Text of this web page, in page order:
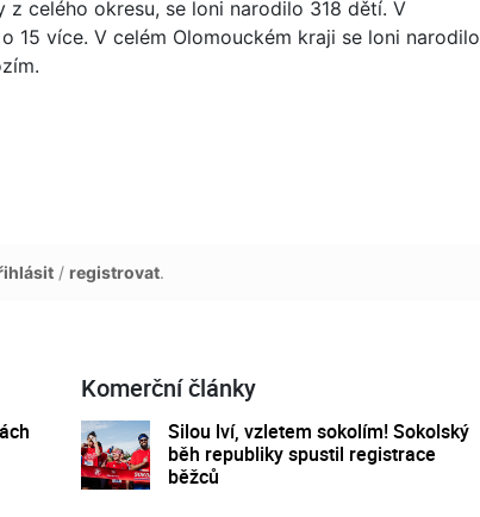
celého okresu, se loni narodilo 318 dětí. V
15 více. V celém Olomouckém kraji se loni narodilo
/ registrovat.
Komerční články
Silou lví, vzletem sokolím! Sokolský
běh republiky spustil registrace
běžců